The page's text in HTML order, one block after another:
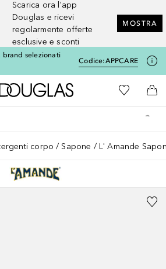
Scarica ora l'app
Douglas e ricevi
regolarmente offerte
esclusive e sconti
MOSTRA
brand selezionati
Codice:APPCARE
A Douglas HomeAlla Mia
Al
corpo Sapone L' Amande